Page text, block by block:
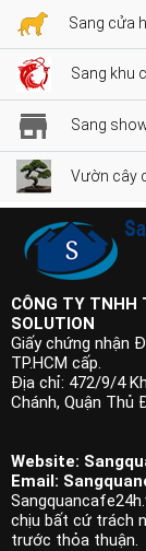
Sang cửa
Sang khu
Sang
Vườn cây
CÔNG TY TNHH
SOLUTION
Giấy chứng nhận
TP.HCM cấp.
Địa chỉ: 472/9/4
Chánh, Quận Thủ
Website:
Email:
chịu bất cứ trách
trước thỏa thuận.